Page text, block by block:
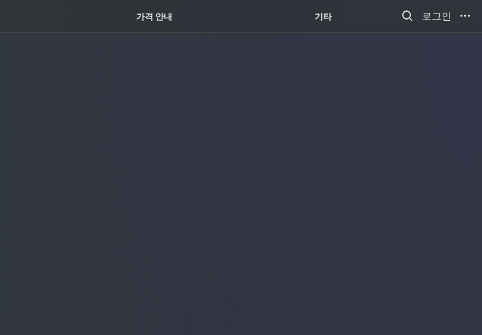
가격 안내 기타 로그인
새소식